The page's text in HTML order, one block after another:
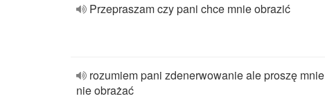
Przepraszam czy pani chce mnie obrazić
rozumiem pani zdenerwowanie ale proszę mnie
nie obrażać